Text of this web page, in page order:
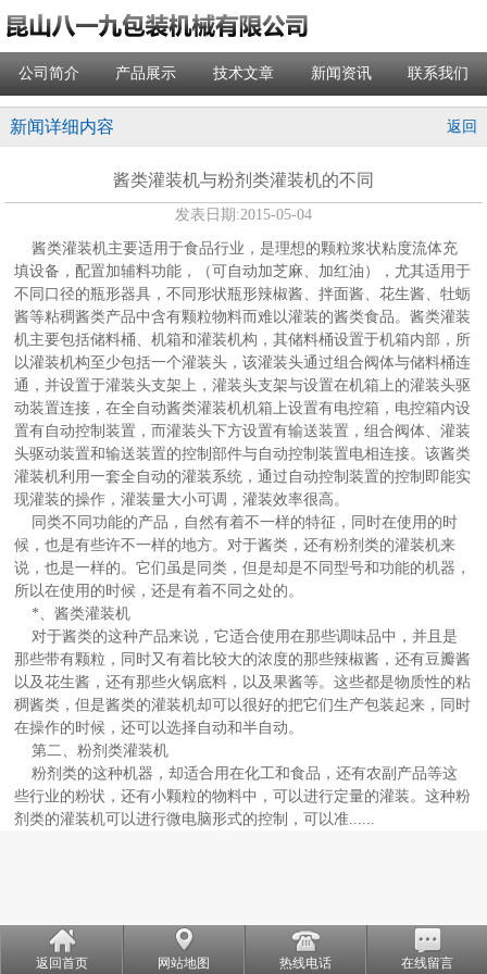
公司简介 产品展示 技术文章 新闻资讯 联系我们
新闻详细内容 返回
酱类灌装机与粉剂类灌装机的不同
发表日期:2015-05-04
酱类灌装机主要适用于食品行业，是理想的颗粒浆状粘度流体充
填设备，配置加辅料功能，（可自动加芝麻、加红油），尤其适用于
不同口径的瓶形器具，不同形状瓶形辣椒酱、拌面酱、花生酱、牡蛎
酱等粘稠酱类产品中含有颗粒物料而难以灌装的酱类食品。酱类灌装
机主要包括储料桶、机箱和灌装机构，其储料桶设置于机箱内部，所
以灌装机构至少包括一个灌装头，该灌装头通过组合阀体与储料桶连
通，并设置于灌装头支架上，灌装头支架与设置在机箱上的灌装头驱
动装置连接，在全自动酱类灌装机机箱上设置有电控箱，电控箱内设
置有自动控制装置，而灌装头下方设置有输送装置，组合阀体、灌装
头驱动装置和输送装置的控制部件与自动控制装置电相连接。该酱类
灌装机利用一套全自动的灌装系统，通过自动控制装置的控制即能实
现灌装的操作，灌装量大小可调，灌装效率很高。
同类不同功能的产品，自然有着不一样的特征，同时在使用的时
候，也是有些许不一样的地方。对于酱类，还有粉剂类的灌装机来
说，也是一样的。它们虽是同类，但是却是不同型号和功能的机器，
所以在使用的时候，还是有着不同之处的。
*、酱类灌装机
对于酱类的这种产品来说，它适合使用在那些调味品中，并且是
那些带有颗粒，同时又有着比较大的浓度的那些辣椒酱，还有豆瓣酱
以及花生酱，还有那些火锅底料，以及果酱等。这些都是物质性的粘
稠酱类，但是酱类的灌装机却可以很好的把它们生产包装起来，同时
在操作的时候，还可以选择自动和半自动。
第二、粉剂类灌装机
粉剂类的这种机器，却适合用在化工和食品，还有农副产品等这
些行业的粉状，还有小颗粒的物料中，可以进行定量的灌装。这种粉
剂类的灌装机可以进行微电脑形式的控制，可以准......
返回首页 网站地图 热线电话 在线留言